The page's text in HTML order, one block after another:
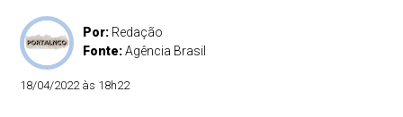
Por: Redação
Fonte:Agência Brasil
18/04/2022 às 18h22